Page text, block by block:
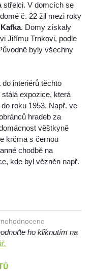
střelci. V domcích se
č. 22 žil mezi roky
. Domy získaly
Jiřímu Trnkovi, podle
byly všechny
interiérů těchto
expozice, která
roku 1953. Např. ve
hradeb za
věštkyně
krčma s černou
chodbě na
kde byl vězněn např.
ho kliknutím na